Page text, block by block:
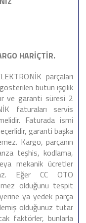
HARİÇTİR.
parçaları
bütün işçilik
ve garanti süresi 2
faturaları servis
Faturada ismi
garanti başka
Kargo, parçanın
teşhis, kodlama,
mekanik ücretler
Eğer CC OTO
olduğunu tespit
ya yedek parça
olduğunuz tutar
faktörler, bunlarla